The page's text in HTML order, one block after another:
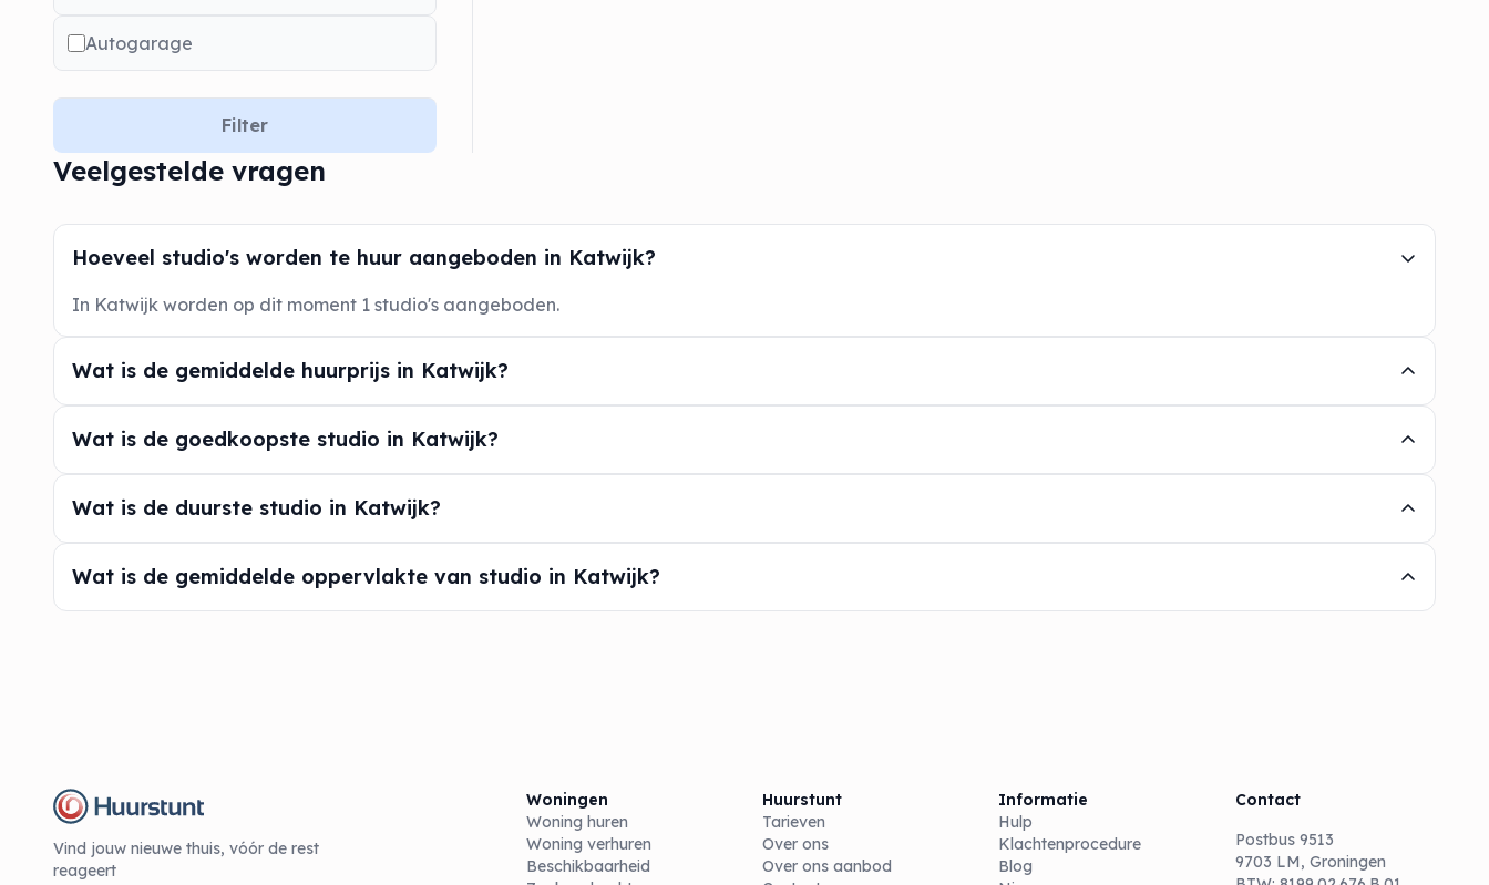
Autogarage
Filter
Veelgestelde vragen
Hoeveel studio's worden te huur aangeboden in Katwijk?
In Katwijk worden op dit moment 1 studio's aangeboden.
Wat is de gemiddelde huurprijs in Katwijk?
Wat is de goedkoopste studio in Katwijk?
Wat is de duurste studio in Katwijk?
Wat is de gemiddelde oppervlakte van studio in Katwijk?
Vind jouw nieuwe thuis, vóór de rest
reageert
Woningen
Woning huren
Woning verhuren
Beschikbaarheid
Huurstunt
Tarieven
Over ons
Over ons aanbod
Informatie
Hulp
Klachtenprocedure
Blog
Contact
Postbus 9513
9703 LM, Groningen